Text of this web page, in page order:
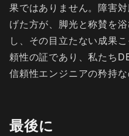
果ではありません。障害
げた方が、脚光と称賛を
し、その目立たない成果
頼性の証であり、私たち
信頼性エンジニアの矜持な
最後に